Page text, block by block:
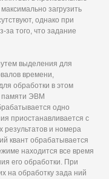
загрузить
однако при
за того, что задание
выделения для
времени,
обработки в этом
памяти ЭВМ
одно
приостанавливается с
и номера
квант обрабатывается
находится все время
его обработки. При
на обработку зада ний